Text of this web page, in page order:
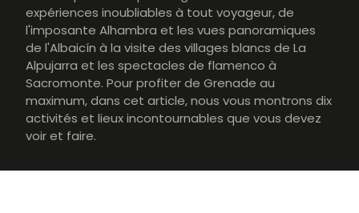
expériences inoubliables à tout voyageur, de
l'imposante Alhambra et les vues panoramiques
de l'Albaicín à la visite des villages blancs de La
Alpujarra et les spectacles de flamenco à
Sacromonte. Pour profiter de Grenade au
maximum, dans cet article, nous vous montrons dix
activités et lieux incontournables que vous devez
voir et faire.